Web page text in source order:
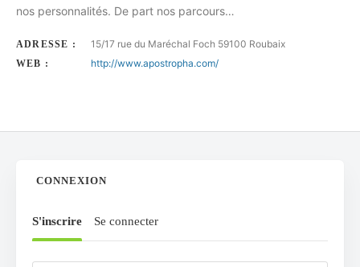
nos personnalités. De part nos parcours…
ADRESSE : 15/17 rue du Maréchal Foch 59100 Roubaix
WEB : http://www.apostropha.com/
CONNEXION
S'inscrire Se connecter